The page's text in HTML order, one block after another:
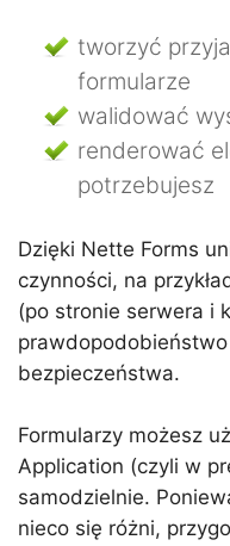
tworzyć
formularze
walidować
renderować
potrzebujesz
Dzięki Nette Forms
czynności, na
(po stronie serwera i
bezpieczeństwa.
Formularzy możesz
Application (czyli w
samodzielnie.
nieco się różni,